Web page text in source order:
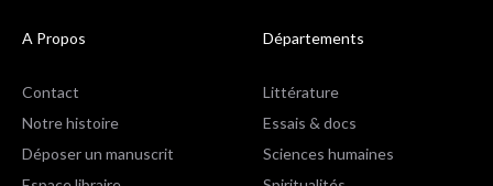
A Propos
Contact
Notre histoire
Déposer un manuscrit
Départements
Littérature
Essais & docs
Sciences humaines